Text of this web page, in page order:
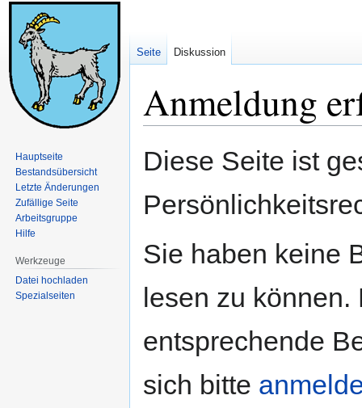
Anmeldung
Navigation
Suche
Diese Seite ist
Sie haben keine
lesen zu
entsprechende
sich bitte
Seite Diskussion
Hauptseite
Bestandsübersicht
Letzte Änderungen
Zufällige Seite
Arbeitsgruppe
Hilfe
Werkzeuge
Datei hochladen
Spezialseiten